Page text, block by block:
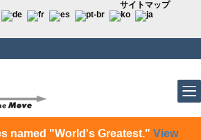
サイトマップ
named "World's Greatest." View